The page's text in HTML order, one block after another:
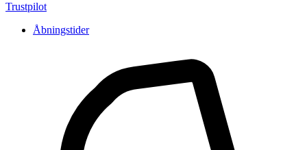
Trustpilot
Åbningstider